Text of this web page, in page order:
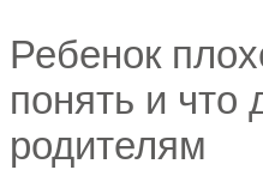
Ребенок
понять и что
родителям